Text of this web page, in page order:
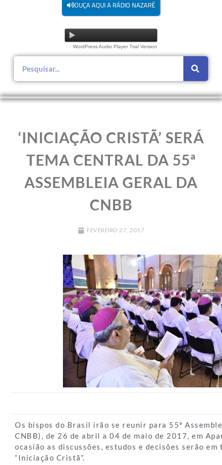
OUÇA AQUI A RÁDIO NAZARÉ
WordPress Audio Player Trial Version
‘INICIAÇÃO CRISTÃ’ SERÁ
TEMA CENTRAL DA 55ª
ASSEMBLEIA GERAL DA
CNBB
FEVEREIRO 27, 2017
Os bispos do Brasil irão se reunir para 55ª
CNBB), de 26 de abril a 04 de maio de 2017, em
ocasião as discussões, estudos e decisões serão em
“Iniciação Cristã”.